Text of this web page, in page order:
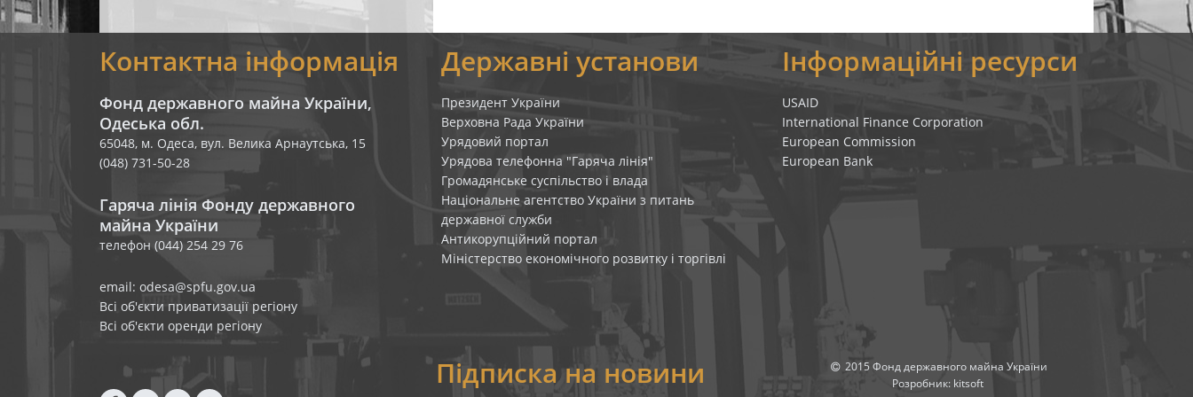
Контактна інформація
Фонд державного майна України,
Одеська обл.
65048, м. Одеса, вул. Велика Арнаутська, 15
(048) 731-50-28
Гаряча лінія Фонду державного
майна України
телефон (044) 254 29 76
email: odesa@spfu.gov.ua
Всі об'єкти приватизації регіону
Всі об'єкти оренди регіону
Державні установи
Президент України
Верховна Рада України
Урядовий портал
Урядова телефонна "Гаряча лінія"
Громадянське суспільство і влада
Національне агентство України з питань
державної служби
Антикорупційний портал
Міністерство економічного розвитку і торгівлі
Інформаційні ресурси
USAID
International Finance Corporation
European Commission
European Bank
Підписка на новини
2015 Фонд державного майна України
Розробник: kitsoft